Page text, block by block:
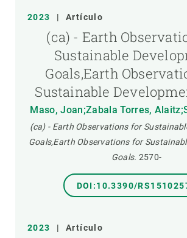
2023 | Artículo
(ca) - Earth
Sustainable
Goals,Earth
Sustainable
Maso, Joan;Zabala Torres,
(ca) - Earth Observations for
Goals,Earth Observations for
Goals. 2570-
DOI:10.3390/
2023 | Artículo